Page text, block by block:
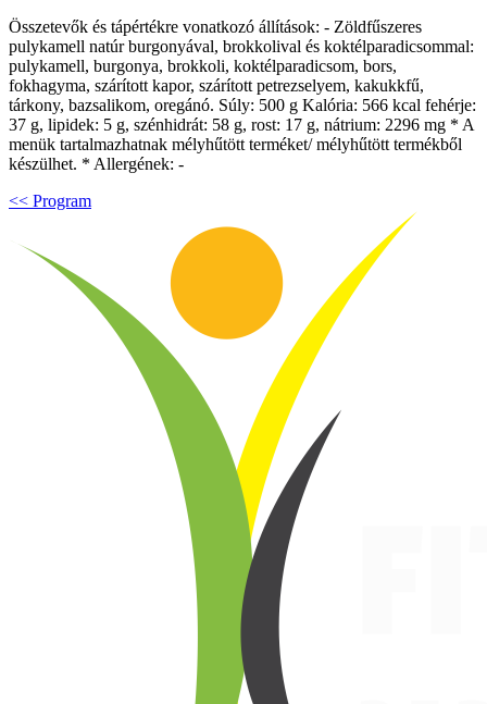
Összetevők és tápértékre vonatkozó állítások: - Zöldfűszeres
pulykamell natúr burgonyával, brokkolival és koktélparadicsommal:
pulykamell, burgonya, brokkoli, koktélparadicsom, bors,
fokhagyma, szárított kapor, szárított petrezselyem, kakukkfű,
tárkony, bazsalikom, oregánó. Súly: 500 g Kalória: 566 kcal fehérje:
37 g, lipidek: 5 g, szénhidrát: 58 g, rost: 17 g, nátrium: 2296 mg * A
menük tartalmazhatnak mélyhűtött terméket/ mélyhűtött termékből
készülhet. * Allergének: -
<< Program